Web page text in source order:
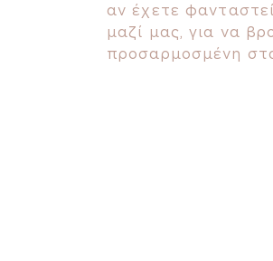
αν έχετε
μαζί μας, για να
προσαρμοσμένη